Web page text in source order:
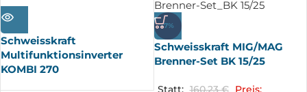
AUSV
ERKA
Schweisskraft
Multifunktionsinverter
KOMBI 270
-7%
Schweisskraft MIG/MAG
Brenner-Set BK 15/25
Statt: 160,23€ Preis: